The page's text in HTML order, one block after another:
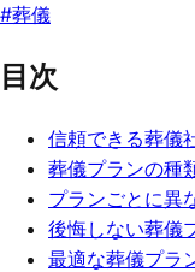
#葬儀
目次
信頼できる葬儀
葬儀プランの種
プランごとに異
後悔しない葬儀
最適な葬儀プラ